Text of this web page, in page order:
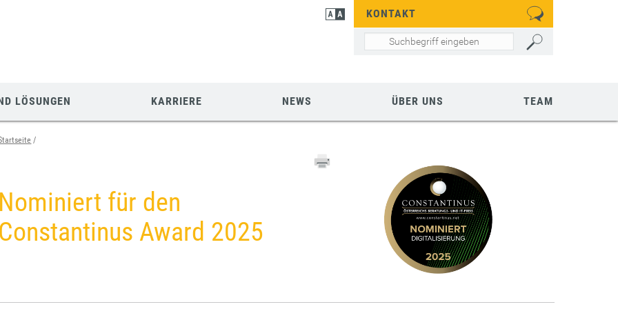
KONTAKT
LÖSUNGEN KARRIERE NEWS ÜBER UNS TEAM
Nominiert für den
Constantinus Award 2025